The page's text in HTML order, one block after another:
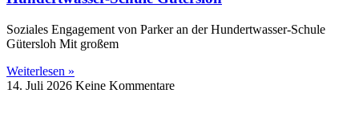
Soziales Engagement von Parker an der Hundertwasser-Schule
Gütersloh Mit großem
Weiterlesen »
14. Juli 2026 Keine Kommentare